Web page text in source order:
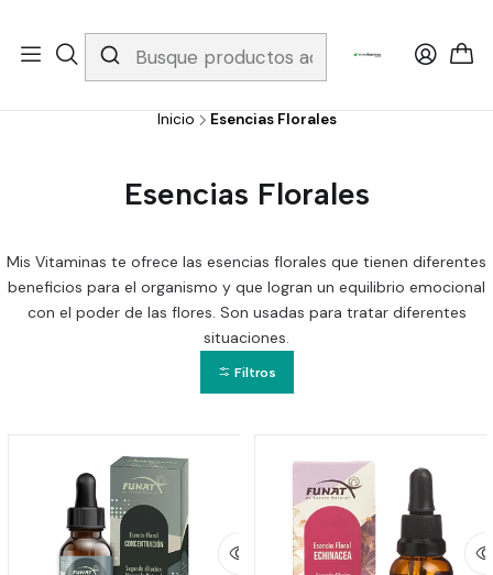
Whatsapp 3229079958/ Fijo 6019251796 / Envios a todo el país y
gratis apartir de 199.000!
Inicio Esencias Florales
Esencias Florales
Mis Vitaminas te ofrece las esencias florales que tienen diferentes
beneficios para el organismo y que logran un equilibrio emocional
con el poder de las flores. Son usadas para tratar diferentes
situaciones.
Filtros